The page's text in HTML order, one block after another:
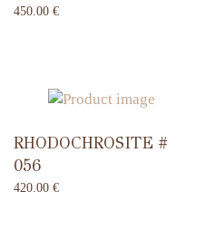
450.00 €
RHODOCHROSITE #
056
420.00 €